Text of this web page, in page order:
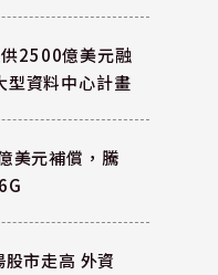
2500億美元融
資料中心計畫
美元補償，騰
市走高 外資